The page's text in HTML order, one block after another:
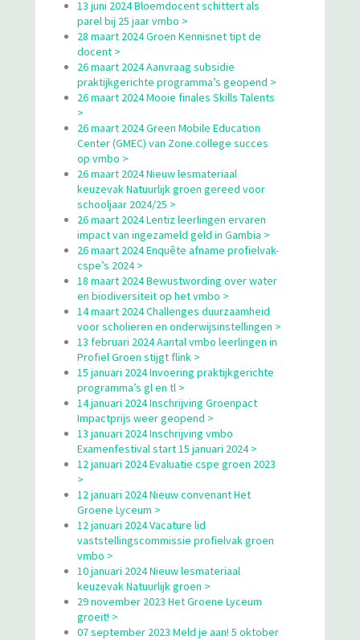
13 juni 2024 Bloemdocent schittert als
parel bij 25 jaar vmbo >
28 maart 2024 Groen Kennisnet tipt de
docent >
26 maart 2024 Aanvraag subsidie
praktijkgerichte programma’s geopend >
26 maart 2024 Mooie finales Skills Talents
>
26 maart 2024 Green Mobile Education
Center (GMEC) van Zone.college succes
op vmbo >
26 maart 2024 Nieuw lesmateriaal
keuzevak Natuurlijk groen gereed voor
schooljaar 2024/25 >
26 maart 2024 Lentiz leerlingen ervaren
impact van ingezameld geld in Gambia >
26 maart 2024 Enquête afname profielvak-
cspe’s 2024 >
18 maart 2024 Bewustwording over water
en biodiversiteit op het vmbo >
14 maart 2024 Challenges duurzaamheid
voor scholieren en onderwijsinstellingen >
13 februari 2024 Aantal vmbo leerlingen in
Profiel Groen stijgt flink >
15 januari 2024 Invoering praktijkgerichte
programma’s gl en tl >
14 januari 2024 Inschrijving Groenpact
Impactprijs weer geopend >
13 januari 2024 Inschrijving vmbo
Examenfestival start 15 januari 2024 >
12 januari 2024 Evaluatie cspe groen 2023
>
12 januari 2024 Nieuw convenant Het
Groene Lyceum >
12 januari 2024 Vacature lid
vaststellingscommissie profielvak groen
vmbo >
10 januari 2024 Nieuw lesmateriaal
keuzevak Natuurlijk groen >
29 november 2023 Het Groene Lyceum
groeit! >
07 september 2023 Meld je aan! 5 oktober